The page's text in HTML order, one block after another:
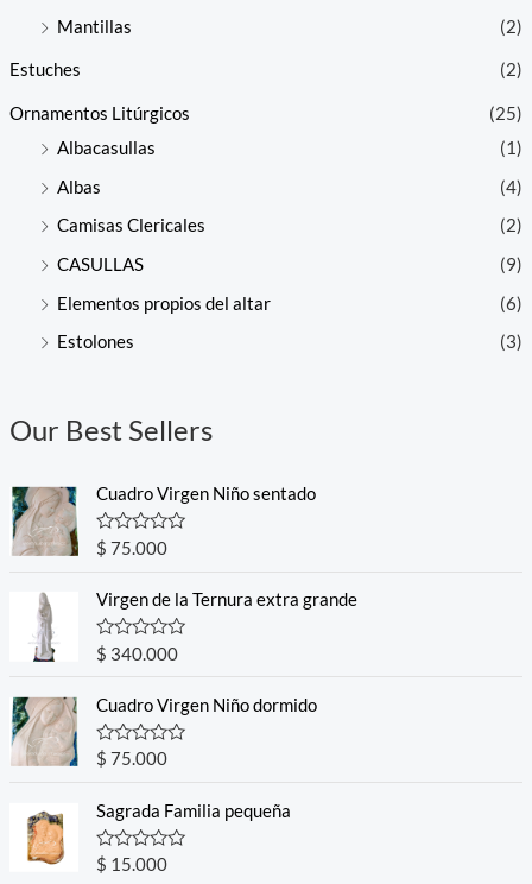
Mantillas
(2)
Estuches (2)
Ornamentos Litúrgicos
(25)
Albacasullas
(1)
Albas
(4)
Camisas Clericales
(2)
CASULLAS
(9)
Elementos propios del altar
(6)
Estolones
(3)
Our Best Sellers
Cuadro Virgen Niño sentado
R
a
e
0
o
u
o
f
5
$ 75.000
Virgen de la Ternura extra grande
R
a
e
0
o
u
o
f
5
$ 340.000
Cuadro Virgen Niño dormido
R
a
e
d
0
o
u
$ 75.000
Sagrada Familia pequeña
R
a
$ 15.000